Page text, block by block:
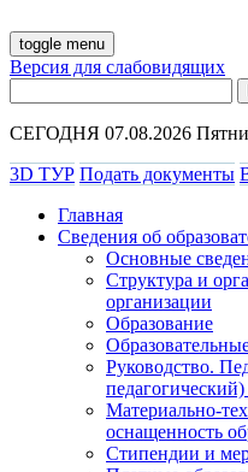
toggle menu
Версия для слабовидящих
СЕГОДНЯ 07.08.2026
3D ТУР Подать документы
Главная
Сведения об
Основные
Структура и
организации
Образование
Руководство.
педагогический)
Материально-
оснащенность
Стипендии и